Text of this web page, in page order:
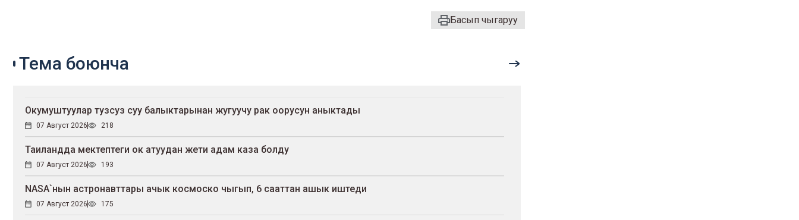
Басып чыгаруу
Тема боюнча
Окумуштуулар тузсуз суу балыктарынан жугуучу рак оорусун аныктады
07 Август 2026 218
Таиландда мектептеги ок атуудан жети адам каза болду
07 Август 2026 193
NASA`нын астронавттары ачык космоско чыгып, 6 сааттан ашык иштеди
07 Август 2026 175